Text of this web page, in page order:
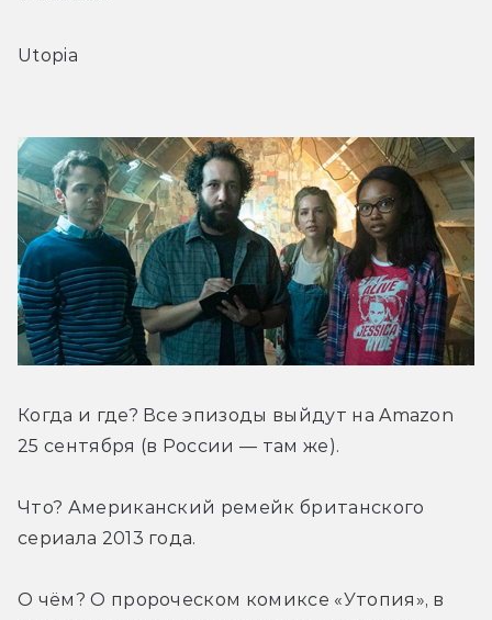
Utopia
Когда и где? Все эпизоды выйдут на Amazon
25 сентября (в России — там же).
Что? Американский ремейк британского
сериала 2013 года.
О чём? О пророческом комиксе «Утопия», в